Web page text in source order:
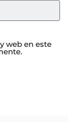
web en este